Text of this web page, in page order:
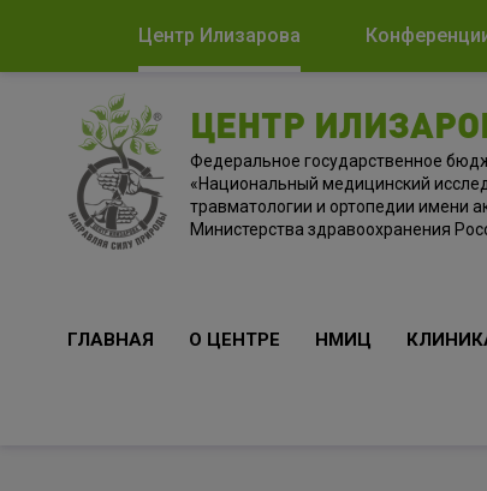
Центр Илизарова
ЦЕНТР
Федеральное государственное
«Национальный медицинский
травматологии и ортопедии имени
Министерства здравоохранения
ГЛАВНАЯ О ЦЕНТРЕ НМИЦ